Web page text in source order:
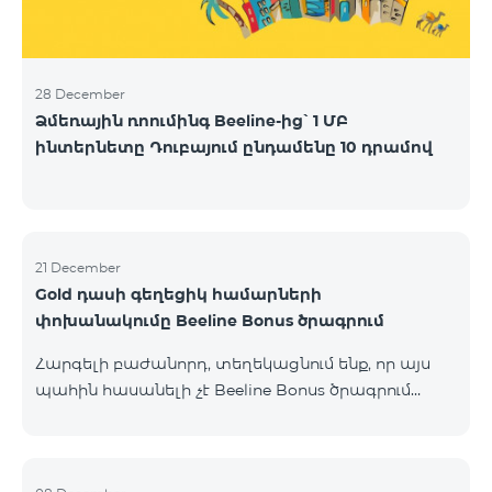
28 December
Ձմեռային ռոումինգ Beeline-ից՝ 1 ՄԲ
ինտերնետը Դուբայում ընդամենը 10 դրամով
21 December
Gold դասի գեղեցիկ համարների
փոխանակումը Beeline Bonus ծրագրում
Հարգելի բաժանորդ, տեղեկացնում ենք, որ այս
պահին հասանելի չէ Beeline Bonus ծրագրում